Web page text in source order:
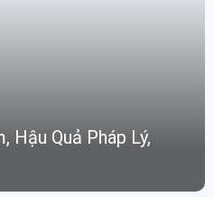
Hậu Quả Pháp Lý,